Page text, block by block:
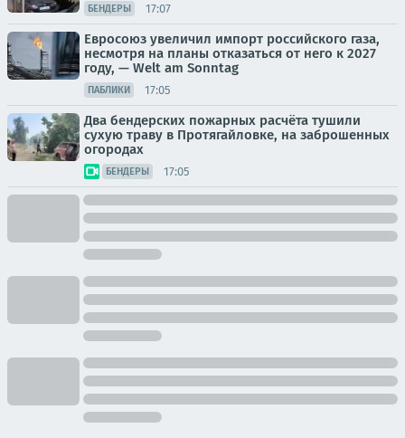
БЕНДЕРЫ 17:07
Евросоюз увеличил импорт российского газа,
несмотря на планы отказаться от него к 2027
году, — Welt am Sonntag
ПАБЛИКИ 17:05
Два бендерских пожарных расчёта тушили
сухую траву в Протягайловке, на заброшенных
огородах
БЕНДЕРЫ 17:05